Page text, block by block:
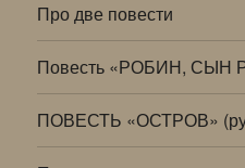
Про две повести
Повесть «РОБИН, СЫН
ПОВЕСТЬ «ОСТРОВ»